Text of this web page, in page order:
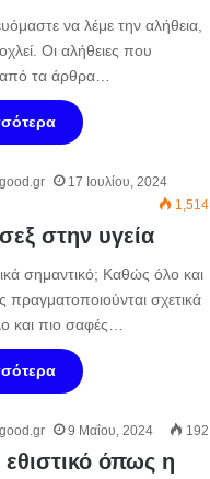
να λέμε την αλήθεια,
Οι αλήθειες που
τα άρθρα…
17 Ιουλίου, 2024
1,514
στην υγεία
σημαντικό; Καθώς όλο και
πραγματοποιούνται σχετικά
και πιο σαφές…
9 Μαΐου, 2024 192
εθιστικό όπως η